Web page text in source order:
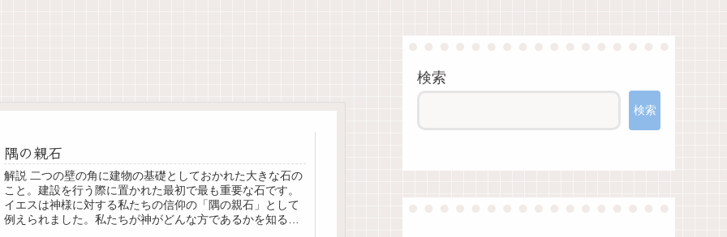
隅の親石
解説 二つの壁の角に建物の基礎としておかれた大きな石の
こと。建設を行う際に置かれた最初で最も重要な石です。
イエスは神様に対する私たちの信仰の「隅の親石」として
例えられました。私たちが神がどんな方であるかを知るた
検索
検索